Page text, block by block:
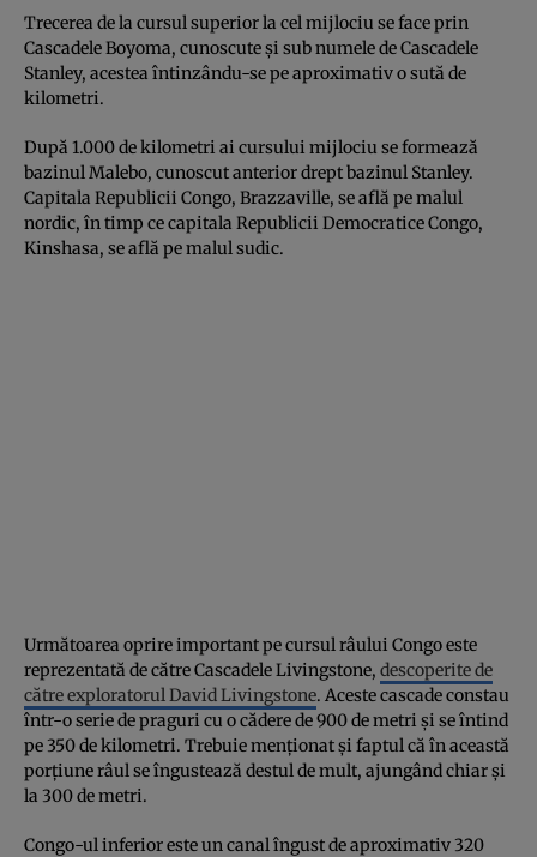
Trecerea de la cursul superior la cel mijlociu se face prin
Cascadele Boyoma, cunoscute și sub numele de Cascadele
Stanley, acestea întinzându-se pe aproximativ o sută de
kilometri.
După 1.000 de kilometri ai cursului mijlociu se formează
bazinul Malebo, cunoscut anterior drept bazinul Stanley.
Capitala Republicii Congo, Brazzaville, se află pe malul
nordic, în timp ce capitala Republicii Democratice Congo,
Kinshasa, se află pe malul sudic.
Următoarea oprire important pe cursul râului Congo este
reprezentată de către Cascadele Livingstone, descoperite de
către exploratorul David Livingstone. Aceste cascade constau
într-o serie de praguri cu o cădere de 900 de metri și se întind
pe 350 de kilometri. Trebuie menționat și faptul că în această
porțiune râul se îngustează destul de mult, ajungând chiar și
la 300 de metri.
Congo-ul inferior este un canal îngust de aproximativ 320